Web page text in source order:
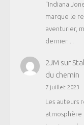
"Indiana
marque le
aventurier,
dernier…
2JM sur
du chemin
7 juillet 2023
Les auteurs
atmosphère